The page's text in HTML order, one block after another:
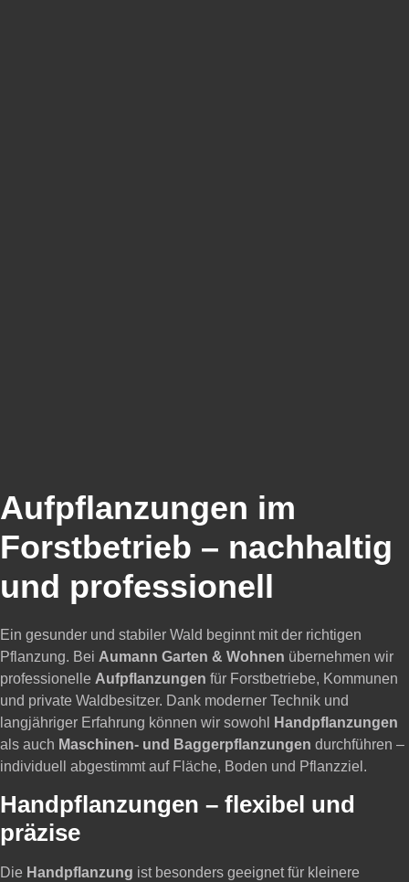
Aufpflanzungen im
Forstbetrieb – nachhaltig
und professionell
Ein gesunder und stabiler Wald beginnt mit der richtigen
Pflanzung. Bei Aumann Garten & Wohnen übernehmen wir
professionelle Aufpflanzungen für Forstbetriebe, Kommunen
und private Waldbesitzer. Dank moderner Technik und
langjähriger Erfahrung können wir sowohl
Handpflanzungen
als auch Maschinen- und Baggerpflanzungen durchführen –
individuell abgestimmt auf Fläche, Boden und Pflanzziel.
Handpflanzungen – flexibel und
präzise
Die Handpflanzung ist besonders geeignet für kleinere